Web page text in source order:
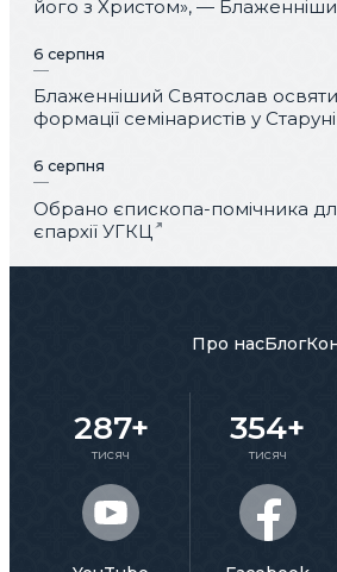
його з Христом», —
6 серпня
Блаженніший Святослав
формації семінаристів у Старуні
6 серпня
Обрано єпископа-помічника
єпархії УГКЦ
Про насБлог
287+
тисяч
354+
тисяч